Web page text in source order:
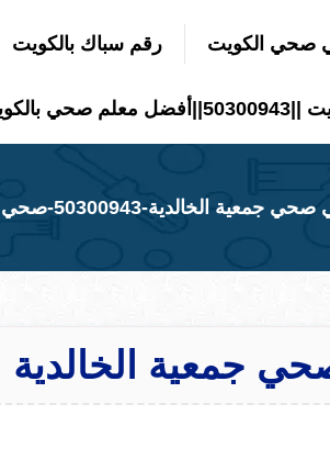
صحي الكويت رقم سباك بالكويت
بالكويت
جمعية الخالدية-50300943-صحي جمعية الخالدية